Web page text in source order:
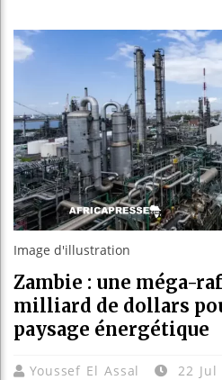
Image d'illustration
Zambie : une méga-
milliard de dollars
paysage énergétique
Youssef El Assal 22 Jul